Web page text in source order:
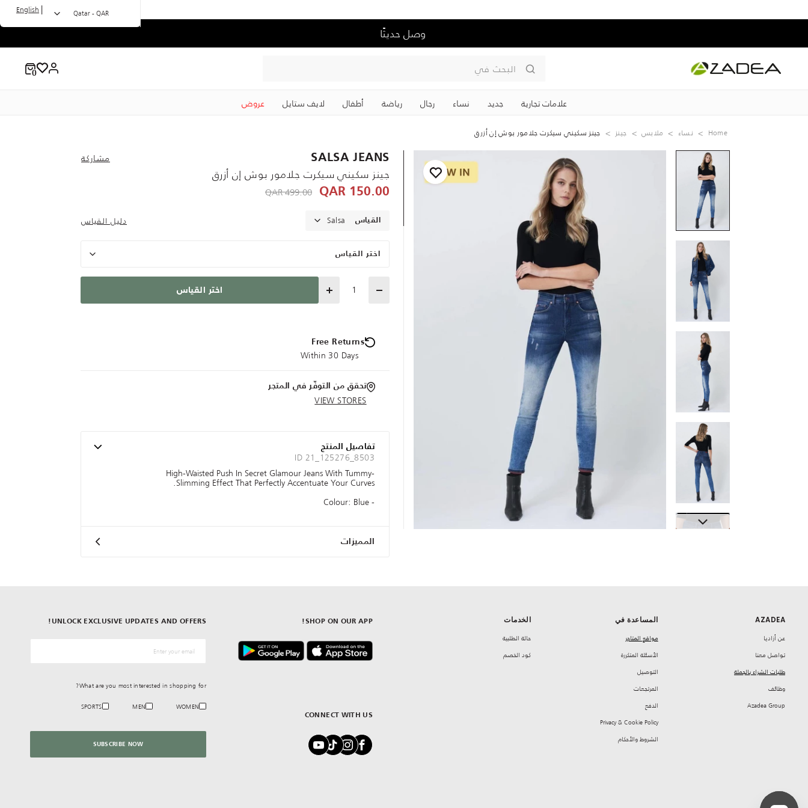
وصل حديثًا
البحث في
علامات تجارية جديد نساء رجال رياضة ‏أطفال لايف ستايل عروض
Qatar - QAR
|
English
Home نساء ملابس جينز جينز سكيني سيكرت جلامور بوش إن أزرق
SALSA JEANS مشاركة
جينز سكيني سيكرت جلامور بوش إن أزرق
150.00 QAR
Price reduced from
499.00 QAR
to 150.00 QAR
القياس Salsa دليل القياس
اختر القياس
Quantity اختر القياس
Free Returns
Within 30 Days
تحقق من التوفّر في المتجر
VIEW STORES
تفاصيل المنتج
ID 21_125276_8503
High-Waisted Push In Secret Glamour Jeans With Tummy-
Slimming Effect That Perfectly Accentuate Your Curves.
- Colour: Blue
المميزات
AZADEA
‏عن أزاديا
تواصل معنا
طلبات الشراء بالجملة
‏وظائف
Azadea Group
المساعدة في
مواقع المتاجر
‏الأسئلة المتكررة
‏التوصيل
‏المرتجعات
‏الدفع
Privacy & Cookie Policy
‏الشروط والأحكام
الخدمات
حالة الطلبية
كود الخصم
CONNECT WITH US
SHOP ON OUR APP!
UNLOCK EXCLUSIVE UPDATES AND OFFERS!
What are you most interested in shopping for?
WOMEN
MEN
SPORTS
SUBSCRIBE NOW